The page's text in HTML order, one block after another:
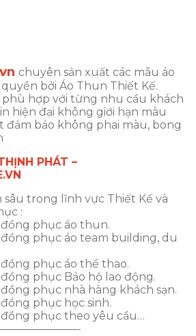
chuyên sản xuất các mẫu áo
bởi Áo Thun Thiết Kế.
phù hợp với từng nhu cầu khách
hiện đại không giới hạn màu
đảm bảo không phai màu, bong
PHÁT –
trong lĩnh vực Thiết Kế và
:
phục áo thun.
đồng phục áo team building, du
phục áo thể thao.
phục Bảo hộ lao động.
phục nhà hàng khách sạn.
phục học sinh.
đồng phục theo yêu cầu…